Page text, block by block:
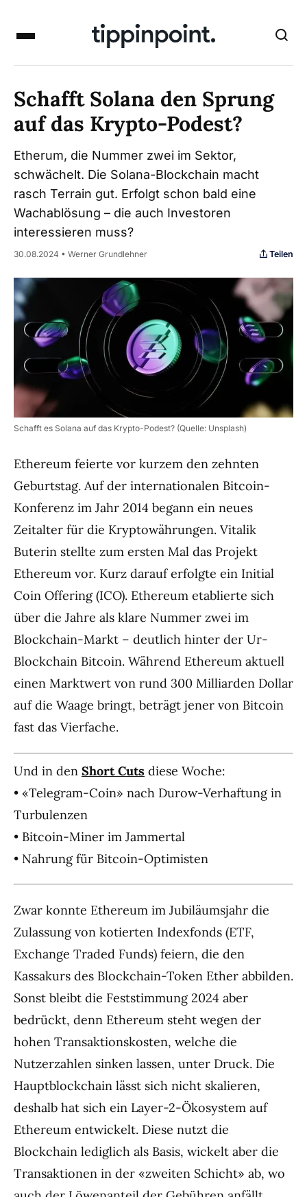
Schafft Solana den Sprung
auf das Krypto-Podest?
Etherum, die Nummer zwei im Sektor,
schwächelt. Die Solana-Blockchain macht
rasch Terrain gut. Erfolgt schon bald eine
Wachablösung – die auch Investoren
interessieren muss?
30.08.2024 • Werner Grundlehner Teilen
Schafft es Solana auf das Krypto-Podest? (Quelle: Unsplash)
Ethereum feierte vor kurzem den zehnten
Geburtstag. Auf der internationalen Bitcoin-
Konferenz im Jahr 2014 begann ein neues
Zeitalter für die Kryptowährungen. Vitalik
Buterin stellte zum ersten Mal das Projekt
Ethereum vor. Kurz darauf erfolgte ein Initial
Coin Offering (ICO). Ethereum etablierte sich
über die Jahre als klare Nummer zwei im
Blockchain-Markt – deutlich hinter der Ur-
Blockchain Bitcoin. Während Ethereum aktuell
einen Marktwert von rund 300 Milliarden Dollar
auf die Waage bringt, beträgt jener von Bitcoin
fast das Vierfache.
Und in den Short Cuts diese Woche:
• «Telegram-Coin» nach Durow-Verhaftung in
Turbulenzen
• Bitcoin-Miner im Jammertal
• Nahrung für Bitcoin-Optimisten
Zwar konnte Ethereum im Jubiläumsjahr die
Zulassung von kotierten Indexfonds (ETF,
Exchange Traded Funds) feiern, die den
Kassakurs des Blockchain-Token Ether abbilden.
Sonst bleibt die Feststimmung 2024 aber
bedrückt, denn Ethereum steht wegen der
hohen Transaktionskosten, welche die
Nutzerzahlen sinken lassen, unter Druck. Die
Hauptblockchain lässt sich nicht skalieren,
deshalb hat sich ein Layer-2-Ökosystem auf
Ethereum entwickelt. Diese nutzt die
Blockchain lediglich als Basis, wickelt aber die
Transaktionen in der «zweiten Schicht» ab, wo